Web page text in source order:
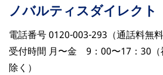
ノバルティスダイレクト
電話番号 0120-003-293（通話料無料
受付時間 月〜金 9：00〜17：30（
除く）